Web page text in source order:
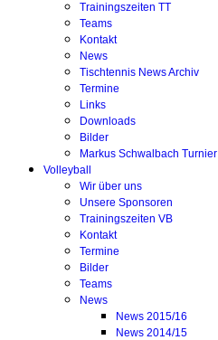
Trainingszeiten TT
Teams
Kontakt
News
Tischtennis News Archiv
Termine
Links
Downloads
Bilder
Markus Schwalbach Turnier
Volleyball
Wir über uns
Unsere Sponsoren
Trainingszeiten VB
Kontakt
Termine
Bilder
Teams
News
News 2015/16
News 2014/15